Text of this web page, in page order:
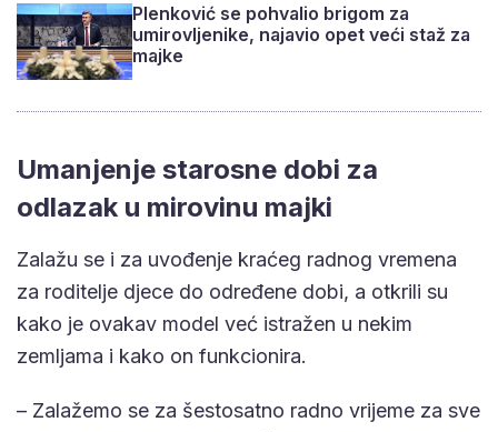
Plenković se pohvalio brigom za
umirovljenike, najavio opet veći staž za
majke
Umanjenje starosne dobi za
odlazak u mirovinu majki
Zalažu se i za uvođenje kraćeg radnog vremena
za roditelje djece do određene dobi, a otkrili su
kako je ovakav model već istražen u nekim
zemljama i kako on funkcionira.
– Zalažemo se za šestosatno radno vrijeme za sve